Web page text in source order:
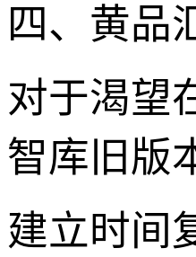
四、黄品
对于渴望
智库旧版
建立时间